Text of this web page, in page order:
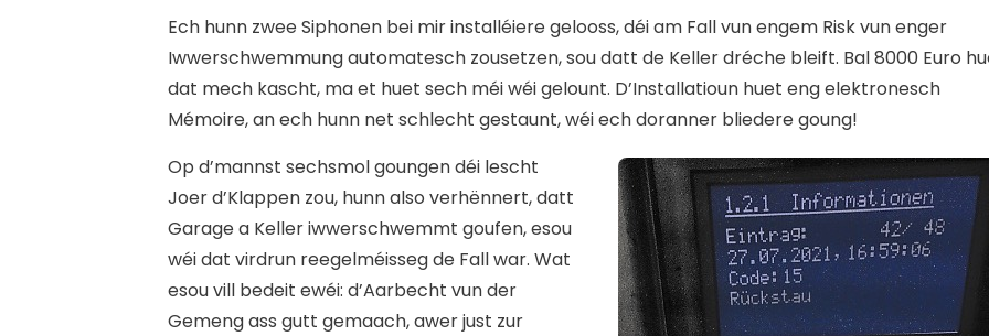
Ech hunn zwee Siphonen bei mir installéiere gelooss, déi am Fall vun engem Risk vun enger
Iwwerschwemmung automatesch zousetzen, sou datt de Keller dréche bleift. Bal 8000 Euro
dat mech kascht, ma et huet sech méi wéi gelount. D’Installatioun huet eng elektronesch
Mémoire, an ech hunn net schlecht gestaunt, wéi ech doranner bliedere goung!
Op d’mannst sechsmol goungen déi lescht
Joer d’Klappen zou, hunn also verhënnert, datt
Garage a Keller iwwerschwemmt goufen, esou
wéi dat virdrun reegelméisseg de Fall war. Wat
esou vill bedeit ewéi: d’Aarbecht vun der
Gemeng ass gutt gemaach, awer just zur